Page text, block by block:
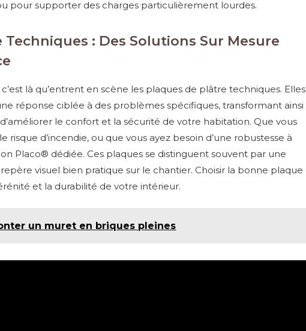
pour supporter des charges particulièrement lourdes.
Techniques : Des Solutions Sur Mesure
là qu’entrent en scène les plaques de plâtre techniques. Elles
réponse ciblée à des problèmes spécifiques, transformant ainsi
le confort et la sécurité de votre habitation. Que vous
risque d’incendie, ou que vous ayez besoin d’une robustesse à
Placo® dédiée. Ces plaques se distinguent souvent par une
visuel bien pratique sur le chantier. Choisir la bonne plaque
et la durabilité de votre intérieur.
un muret en briques pleines